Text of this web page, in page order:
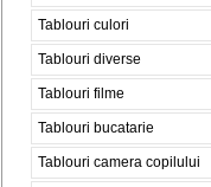
Tablouri culori
Tablouri diverse
Tablouri filme
Tablouri bucatarie
Tablouri camera copilului